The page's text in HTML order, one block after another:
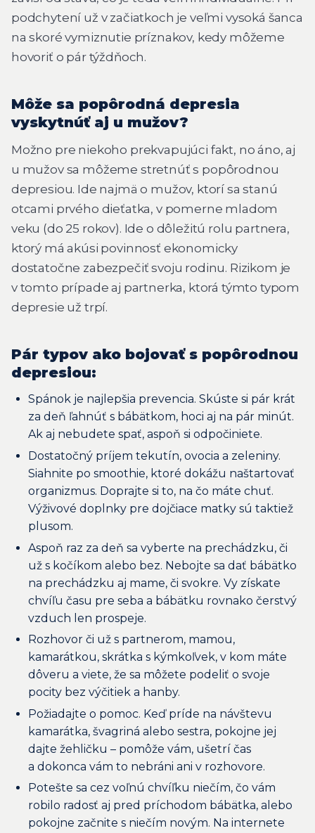
podchytení už v začiatkoch je veľmi vysoká šanca
na skoré vymiznutie príznakov, kedy môžeme
hovoriť o pár týždňoch.
Môže sa popôrodná depresia
vyskytnúť aj u mužov?
Možno pre niekoho prekvapujúci fakt, no áno, aj
u mužov sa môžeme stretnúť s popôrodnou
depresiou. Ide najmä o mužov, ktorí sa stanú
otcami prvého dieťatka, v pomerne mladom
veku (do 25 rokov). Ide o dôležitú rolu partnera,
ktorý má akúsi povinnosť ekonomicky
dostatočne zabezpečiť svoju rodinu. Rizikom je
v tomto prípade aj partnerka, ktorá týmto typom
depresie už trpí.
Pár typov ako bojovať s popôrodnou
depresiou:
Spánok je najlepšia prevencia. Skúste si pár krát
za deň ľahnúť s bábätkom, hoci aj na pár minút.
Ak aj nebudete spať, aspoň si odpočiniete.
Dostatočný príjem tekutín, ovocia a zeleniny.
Siahnite po smoothie, ktoré dokážu naštartovať
organizmus. Doprajte si to, na čo máte chuť.
Výživové doplnky pre dojčiace matky sú taktiež
plusom.
Aspoň raz za deň sa vyberte na prechádzku, či
už s kočíkom alebo bez. Nebojte sa dať bábätko
na prechádzku aj mame, či svokre. Vy získate
chvíľu času pre seba a bábätku rovnako čerstvý
vzduch len prospeje.
Rozhovor či už s partnerom, mamou,
kamarátkou, skrátka s kýmkoľvek, v kom máte
dôveru a viete, že sa môžete podeliť o svoje
pocity bez výčitiek a hanby.
Požiadajte o pomoc. Keď príde na návštevu
kamarátka, švagriná alebo sestra, pokojne jej
dajte žehličku – pomôže vám, ušetrí čas
a dokonca vám to nebráni ani v rozhovore.
Potešte sa cez voľnú chvíľku niečím, čo vám
robilo radosť aj pred príchodom bábätka, alebo
pokojne začnite s niečím novým. Na internete